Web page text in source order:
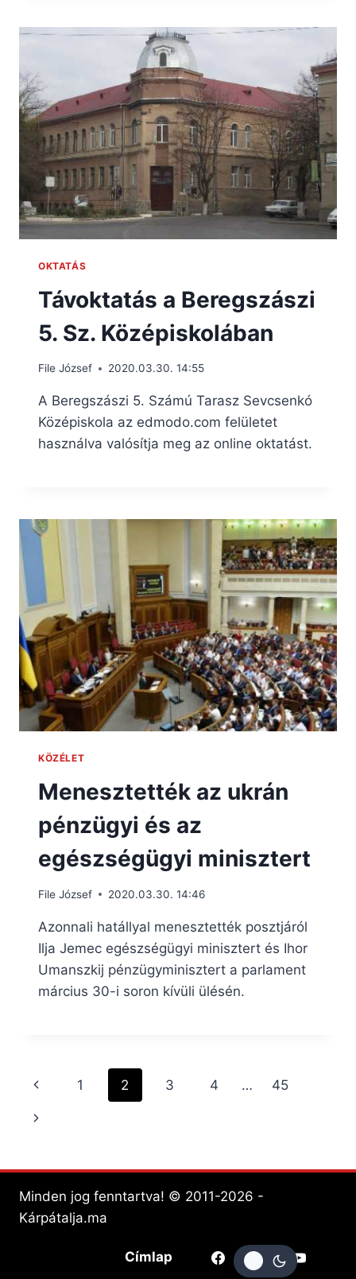
OKTATÁS
Távoktatás a Beregszászi
5. Sz. Középiskolában
File József 2020.03.30. 14:55
A Beregszászi 5. Számú Tarasz Sevcsenkó
Középiskola az edmodo.com felületet
használva valósítja meg az online oktatást.
KÖZÉLET
Menesztették az ukrán
pénzügyi és az
egészségügyi minisztert
File József 2020.03.30. 14:46
Azonnali hatállyal menesztették posztjáról
Ilja Jemec egészségügyi minisztert és Ihor
Umanszkij pénzügyminisztert a parlament
március 30-i soron kívüli ülésén.
Page
navigation
Previous
Page
1 2 3 4 … 45
Next
Minden jog fenntartva! © 2011-2026 -
Kárpátalja.ma
Címlap